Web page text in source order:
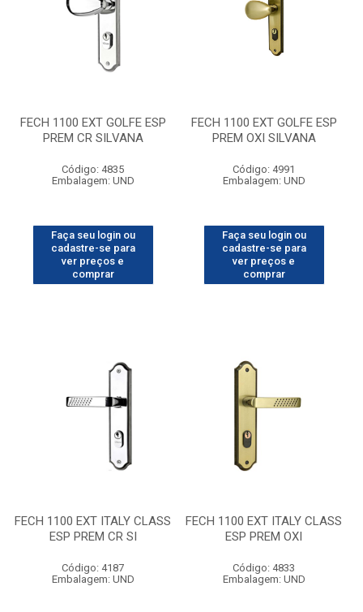
FECH 1100 EXT GOLFE ESP
PREM CR SILVANA
Código: 4835
Embalagem: UND
Faça seu login ou
cadastre-se para
ver preços e
comprar
FECH 1100 EXT GOLFE ESP
PREM OXI SILVANA
Código: 4991
Embalagem: UND
Faça seu login ou
cadastre-se para
ver preços e
comprar
FECH 1100 EXT ITALY CLASS
ESP PREM CR SI
Código: 4187
Embalagem: UND
FECH 1100 EXT ITALY CLASS
ESP PREM OXI
Código: 4833
Embalagem: UND